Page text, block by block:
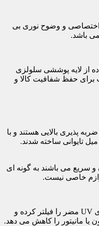
و وضوح نوری بی
باشد.
از لایه پوششی سلولزی
حفظ شفافیت کالا و
پذیری بالایی هستند و با
سریع می باشند به گونه ای
خاصی نیست.
محاظ صفحه نمایش ولتن اشعه ماورای UV مضر را فیلتر کرده و
یا مانیتور را کاهش می دهد.